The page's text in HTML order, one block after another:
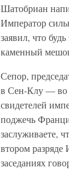
Шатобриан
Император
заявил, что
каменный
Сепор,
в Сен-Клу — во
свидетелей
поджечь
заслуживаете,
втором разряде
заседаниях